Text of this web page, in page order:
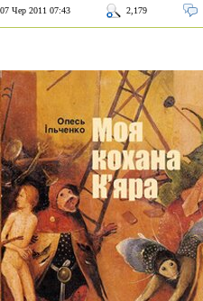
07 Чер 2011 07:43 2,179